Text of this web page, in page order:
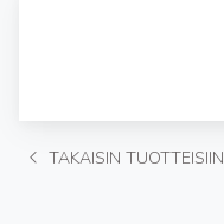
TAKAISIN TUOTTEISIIN